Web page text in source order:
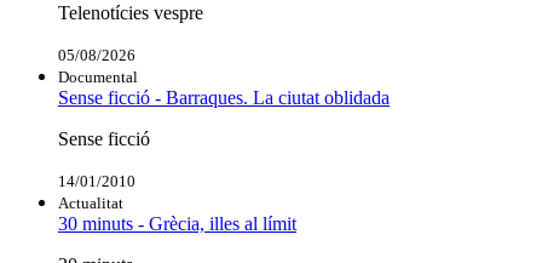
Telenotícies vespre
05/08/2026
Documental
Sense ficció - Barraques. La ciutat oblidada
Sense ficció
14/01/2010
Actualitat
30 minuts - Grècia, illes al límit